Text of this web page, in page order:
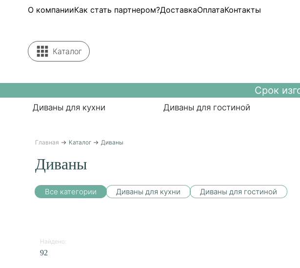
О компанииКак стать партнером?ДоставкаОплатаКонтакты
Каталог
Срок
Диваны для кухни Диваны для гостиной
Главная Каталог Диваны
Диваны
Все категории Диваны для кухни Диваны для гостиной
Найдено:
92